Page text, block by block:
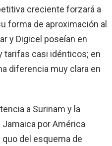
creciente forzará a
forma de aproximación al
y Digicel poseían en
tarifas casi idénticos; en
diferencia muy clara en
a Surinam y la
por América
del esquema de